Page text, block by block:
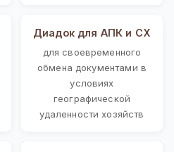
Диадок для АПК и СХ
для своевременного
обмена документами в
условиях
географической
удаленности хозяйств